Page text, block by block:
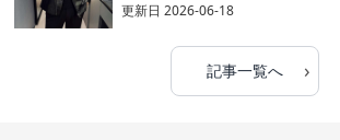
更新日2026-06-18
記事一覧へ ›